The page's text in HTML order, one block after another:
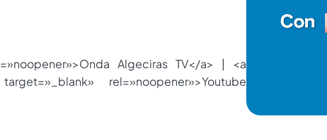
Algeciras TV</a> | <a
rel=»noopener»>Youtube